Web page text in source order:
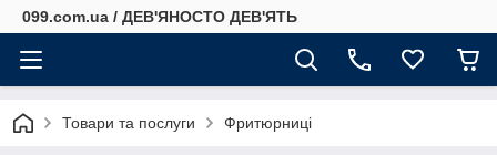
099.com.ua / ДЕВ'ЯНОСТО ДЕВ'ЯТЬ
Товари та послуги Фритюрниці